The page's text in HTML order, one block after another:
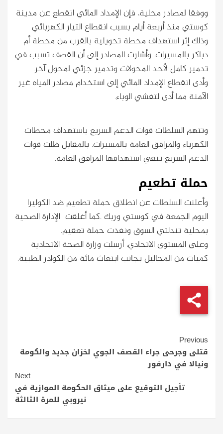
ووفقا لمصادر محلية، فإن الإمداد المائي انقطع عن مدينة
كوستي منذ أربعة أيام بسبب انقطاع التيار الكهربائي
وذلك إثر استهداف محطة تحويلية بالقرب من محطة أم
دباكر بالمسيرات. وأشارت المصادر إلى أن القصف تسبب في
تدمير كامل لأحد المحولات وتدمير جزئي لمحول آخر.
وأدى انقطاع الإمداد المائي إلى استخدام مصادر المياه غير
الآمنة مما أدى لتفشي الوباء.
وتتهم السلطات قوات الدعم السريع باستهداف محطات
الكهرباء والمرافق العامة بالمسيرات. بالمقابل ظلت قوات
الدعم السريع تنفي استهدافها المرافق العامة.
حملة تطعيم
وأعلنت السلطات عن انطلاق حملة تطعيم ضد الكوليرا
اليوم الجمعة في كوستي وربك .كما أغلقت الإدارة الصحية
بمحلية تندلتي السوق ونفذت حملة تعقيم.
وعلى المستوى الاتحادي، أرسلت وزارة الصحة الاتحادية
كميات من المحاليل بجانب ابتعاث مائة من الكوادر الطبية.
Continue
Reading
Previous
قتلى وجرحى جراء القصف الجوي لخزان جديد والكومة
ونيالا في دارفور
Next
تأجيل التوقيع على ميثاق الحكومة الموازية في
نيروبي للمرة الثالثة